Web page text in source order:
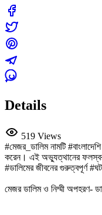
Details
519 Views
#মেজর_ডালিম নামটি
করেন। এই অভ্যুত্থানের
#ডালিমের জীবনের গুরুত্বপূর্ণ
মেজর ডালিম ও নিম্মী অপহরণ-